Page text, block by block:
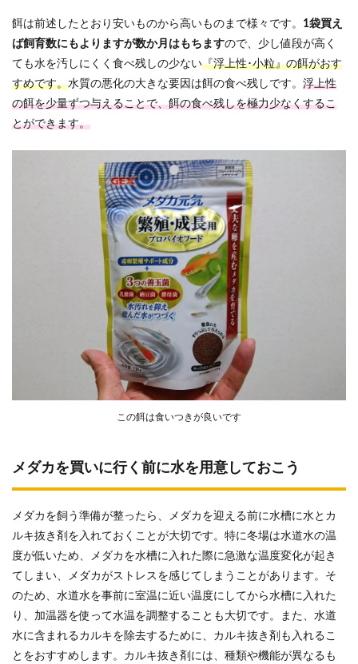
餌は前述したとおり安いものから高いものまで様々です。 1袋買え
ば飼育数にもよりますが数か月はもちますので、少し値段が高く
ても水を汚しにくく食べ残しの少ない『浮上性･小粒』の餌がおす
すめです。水質の悪化の大きな要因は餌の食べ残しです。 浮上性
の餌を少量ずつ与えることで、餌の食べ残しを極力少なくするこ
とができます。
この餌は食いつきが良いです
メダカを買いに行く前に水を用意しておこう
メダカを飼う準備が整ったら、メダカを迎える前に水槽に水とカ
ルキ抜き剤を入れておくことが大切です。特に冬場は水道水の温
度が低いため、メダカを水槽に入れた際に急激な温度変化が起き
てしまい、メダカがストレスを感じてしまうことがあります。そ
のため、水道水を事前に室温に近い温度にしてから水槽に入れた
り、加温器を使って水温を調整することも大切です。また、水道
水に含まれるカルキを除去するために、カルキ抜き剤も入れるこ
とをおすすめします。カルキ抜き剤には、種類や機能が異なるも